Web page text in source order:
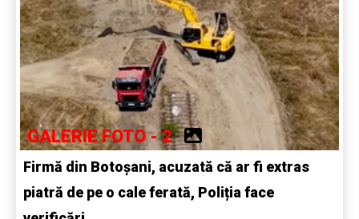
GALERIE FOTO - 2
Firmă din Botoșani, acuzată că ar fi extras
piatră de pe o cale ferată, Poliția face